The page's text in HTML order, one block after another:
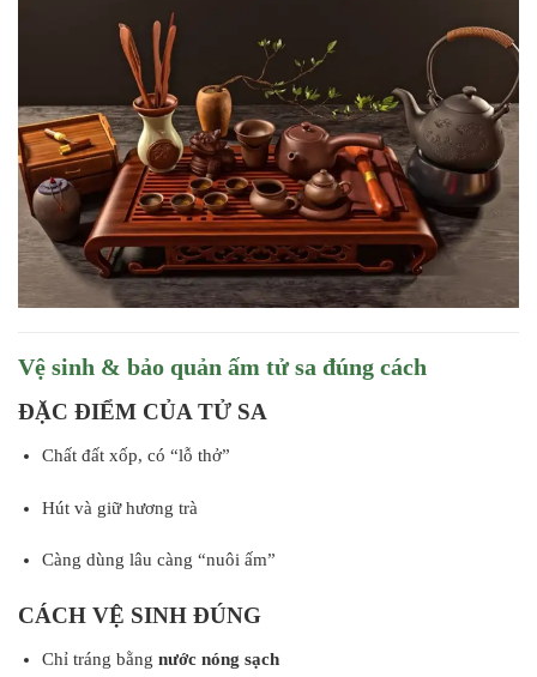
Vệ sinh & bảo quản ấm tử sa đúng cách
ĐẶC ĐIỂM CỦA TỬ SA
Chất đất xốp, có “lỗ thở”
Hút và giữ hương trà
Càng dùng lâu càng “nuôi ấm”
CÁCH VỆ SINH ĐÚNG
Chỉ tráng bằng nước nóng sạch